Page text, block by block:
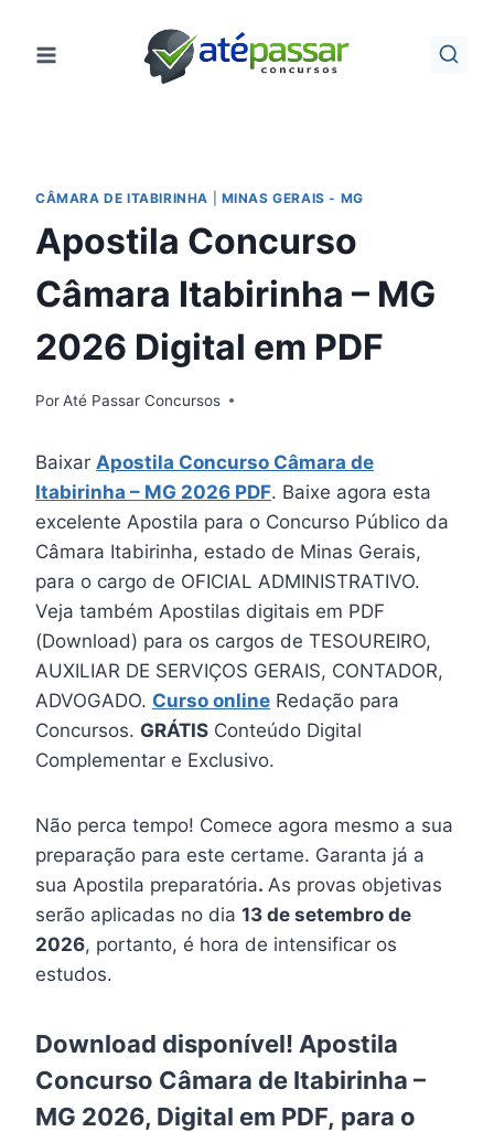
para
CÂMARA DE ITABIRINHA MINAS GERAIS - MG
Apostila Concurso
Câmara Itabirinha – MG
2026 Digital em PDF
PorAté Passar Concursos
Baixar Apostila Concurso Câmara de
Itabirinha – MG 2026 PDF. Baixe agora esta
excelente Apostila para o Concurso Público da
Câmara Itabirinha, estado de Minas Gerais,
para o cargo de OFICIAL ADMINISTRATIVO.
Veja também Apostilas digitais em PDF
(Download) para os cargos de TESOUREIRO,
AUXILIAR DE SERVIÇOS GERAIS, CONTADOR,
ADVOGADO. Curso online Redação para
Concursos. GRÁTIS Conteúdo Digital
Complementar e Exclusivo.
Não perca tempo! Comece agora mesmo a sua
preparação para este certame. Garanta já a
sua Apostila preparatória. As provas objetivas
serão aplicadas no dia 13 de setembro de
2026, portanto, é hora de intensificar os
estudos.
Download disponível! Apostila
Concurso Câmara de Itabirinha –
MG 2026, Digital em PDF, para o